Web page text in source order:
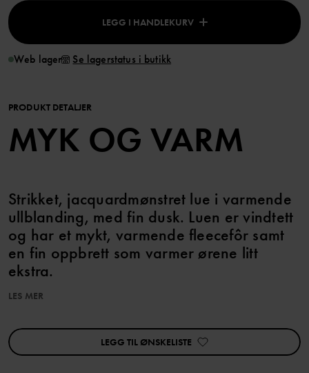
LEGG I HANDLEKURV
Web lager Se lagerstatus i butikk
PRODUKT DETALJER
MYK OG VARM
Strikket, jacquardmønstret lue i varmende
ullblanding, med fin dusk. Luen er vindtett
og har et mykt, varmende fleecefôr samt
en fin oppbrett som varmer ørene litt
ekstra.
Produktet er Superwash-behandlet, noe som gjør at det kan vaskes
i maskin uten at det tover seg.
LES MER
LEGG TIL ØNSKELISTE